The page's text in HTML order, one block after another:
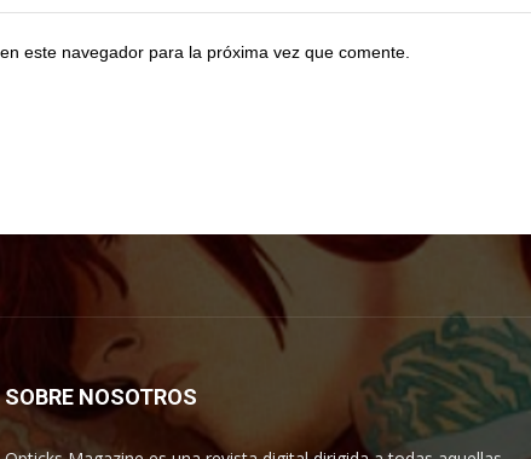
este navegador para la próxima vez que comente.
SOBRE NOSOTROS